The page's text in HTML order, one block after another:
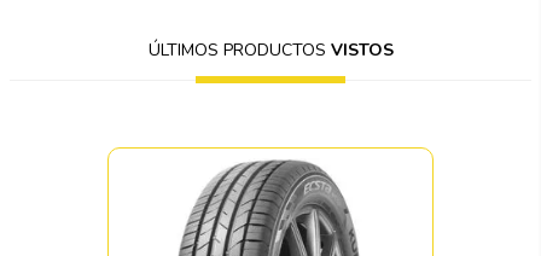
ÚLTIMOS PRODUCTOS VISTOS